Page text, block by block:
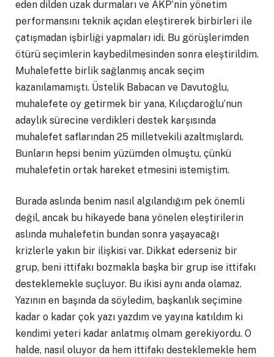
eden dilden uzak durmaları ve AKP’nin yönetim
performansını teknik açıdan eleştirerek birbirleri ile
çatışmadan işbirliği yapmaları idi. Bu görüşlerimden
ötürü seçimlerin kaybedilmesinden sonra eleştirildim.
Muhalefette birlik sağlanmış ancak seçim
kazanılamamıştı. Üstelik Babacan ve Davutoğlu,
muhalefete oy getirmek bir yana, Kılıçdaroğlu’nun
adaylık sürecine verdikleri destek karşısında
muhalefet saflarından 25 milletvekili azaltmışlardı.
Bunların hepsi benim yüzümden olmuştu, çünkü
muhalefetin ortak hareket etmesini istemiştim.
Burada aslında benim nasıl algılandığım pek önemli
değil, ancak bu hikayede bana yönelen eleştirilerin
aslında muhalefetin bundan sonra yaşayacağı
krizlerle yakın bir ilişkisi var. Dikkat ederseniz bir
grup, beni ittifakı bozmakla başka bir grup ise ittifakı
desteklemekle suçluyor. Bu ikisi aynı anda olamaz.
Yazının en başında da söyledim, başkanlık seçimine
kadar o kadar çok yazı yazdım ve yayına katıldım ki
kendimi yeteri kadar anlatmış olmam gerekiyordu. O
halde, nasıl oluyor da hem ittifakı desteklemekle hem